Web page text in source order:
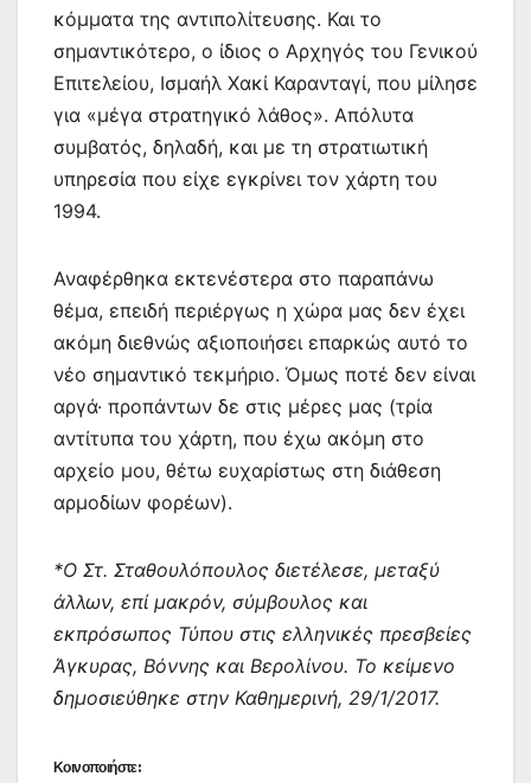
κόμματα της αντιπολίτευσης. Και το
σημαντικότερο, ο ίδιος ο Αρχηγός του Γενικού
Επιτελείου, Ισμαήλ Χακί Καρανταγί, που μίλησε
για «μέγα στρατηγικό λάθος». Απόλυτα
συμβατός, δηλαδή, και με τη στρατιωτική
υπηρεσία που είχε εγκρίνει τον χάρτη του
1994.
Αναφέρθηκα εκτενέστερα στο παραπάνω
θέμα, επειδή περιέργως η χώρα μας δεν έχει
ακόμη διεθνώς αξιοποιήσει επαρκώς αυτό το
νέο σημαντικό τεκμήριο. Όμως ποτέ δεν είναι
αργά· προπάντων δε στις μέρες μας (τρία
αντίτυπα του χάρτη, που έχω ακόμη στο
αρχείο μου, θέτω ευχαρίστως στη διάθεση
αρμοδίων φορέων).
*Ο Στ. Σταθουλόπουλος διετέλεσε, μεταξύ
άλλων, επί μακρόν, σύμβουλος και
εκπρόσωπος Τύπου στις ελληνικές πρεσβείες
Άγκυρας, Βόννης και Βερολίνου. Το κείμενο
δημοσιεύθηκε στην Καθημερινή, 29/1/2017.
Κοινοποιήστε: